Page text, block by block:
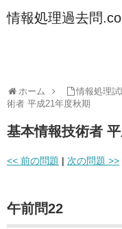
情報処理過去問
ホーム 情報処理
術者 平成21年度秋期
基本情報技術者
<< 前の問題 | 次の問題 >>
午前問22